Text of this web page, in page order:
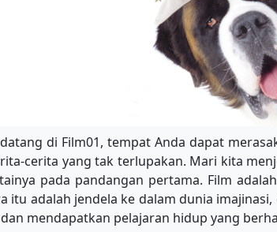
di Film01, tempat Anda dapat
cerita yang tak terlupakan. Mari kita
pada pandangan pertama. Film
adalah jendela ke dalam dunia
mendapatkan pelajaran hidup yang